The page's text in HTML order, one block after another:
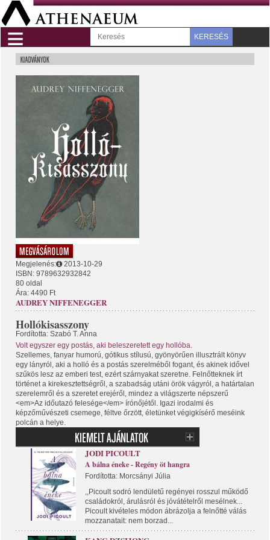
≡ KERESÉS
Megjelenés:
2013-10-29
ISBN: 9789632932842
80 oldal
Ára: 4490 Ft
AUDREY NIFFENEGGER
Hollókisasszony
Fordította: Szabó T. Anna
Volt egyszer egy postás, aki beleszeretett egy hollóba.
Szellemes, fanyar humorú, gótikus stílusú, gyönyörűen illusztrált könyv
egy lányról, aki a holló és a postás szerelméből fogant, és akinek idővel
szűkös lesz az emberi test, ezért szárnyakat szeretne. Felnőtteknek írt
történet a kirekesztettségről, a szabadság utáni örök vágyról, a határtalan
szerelemről és a szeretet erejéről, mindez a világszerte népszerű
<em>Az időutazó felesége</em> írónőjétől. Igazi irodalmi és
képzőművészeti csemege, féltve őrzött, életünket végigkísérő meséink
polcán a helye.
JODI PICOULT
A bálna éneke - Regény öt hangra
Fordította: Morcsányi Júlia
,,Picoult sodró lendületű regényei rosszul működő
családokról, árulásról és jóvátételről mesélnek...
Picoult kivételes módon ábrázolja a felnőtté válás
mozzanatait: nem borzad...